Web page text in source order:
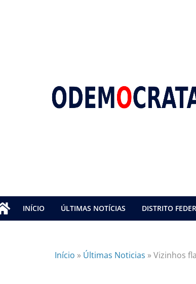
INÍCIO ÚLTIMAS NOTÍCIAS DISTRITO
Início » Últimas Noticias »Vizinhos